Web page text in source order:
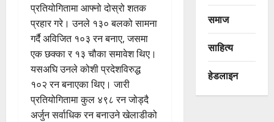
प्रतियोगितामा आफ्नो दोस्रो शतक
प्रहार गरे। उनले १३० बलको सामना
गर्दै अविजित १०३ रन बनाए, जसमा
एक छक्का र १३ चौका समावेश थिए।
यसअघि उनले कोशी प्रदेशविरुद्ध
१०२ रन बनाएका थिए। जारी
प्रतियोगितामा कुल ४९८ रन जोड्दै
अर्जुन सर्वाधिक रन बनाउने खेलाडीको
समाज
साहित्य
हेडलाइन